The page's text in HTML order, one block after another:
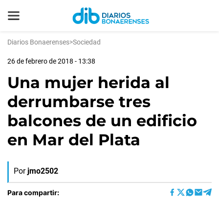
Diarios Bonaerenses>Sociedad
26 de febrero de 2018 - 13:38
Una mujer herida al
derrumbarse tres
balcones de un edificio
en Mar del Plata
Por jmo2502
Para compartir: